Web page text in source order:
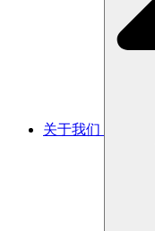
关于我们